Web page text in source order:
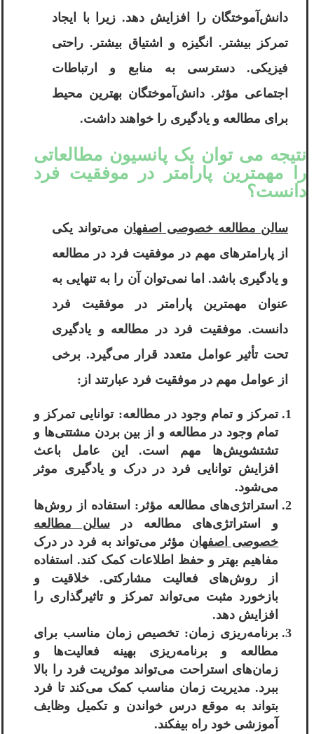
دانش‌آموختگان را افزایش دهد. زیرا با ایجاد
تمرکز بیشتر. انگیزه و اشتیاق بیشتر. راحتی
فیزیکی. دسترسی به منابع و ارتباطات
اجتماعی مؤثر. دانش‌آموختگان بهترین محیط
برای مطالعه و یادگیری را خواهند داشت.
نتیجه می توان یک پانسیون مطالعاتی
را مهمترین پارامتر در موفقیت فرد
دانست؟
سالن مطالعه خصوصی اصفهان می‌تواند یکی
از پارامترهای مهم در موفقیت فرد در مطالعه
و یادگیری باشد. اما نمی‌توان آن را به تنهایی به
عنوان مهمترین پارامتر در موفقیت فرد
دانست. موفقیت فرد در مطالعه و یادگیری
تحت تأثیر عوامل متعدد قرار می‌گیرد. برخی
از عوامل مهم در موفقیت فرد عبارتند از:
تمرکز و تمام وجود در مطالعه: توانایی تمرکز و
تمام وجود در مطالعه و از بین بردن مشتتی‌ها و
تشتشویش‌ها مهم است. این عامل باعث
افزایش توانایی فرد در درک و یادگیری موثر
می‌شود.
استراتژی‌های مطالعه مؤثر: استفاده از روش‌ها
و استراتژی‌های مطالعه درسالن مطالعه
خصوصی اصفهان مؤثر می‌تواند به فرد در درک
مفاهیم بهتر و حفظ اطلاعات کمک کند. استفاده
از روش‌های فعالیت مشارکتی. خلاقیت و
بازخورد مثبت می‌تواند تمرکز و تاثیرگذاری را
افزایش دهد.
برنامه‌ریزی زمان: تخصیص زمان مناسب برای
مطالعه و برنامه‌ریزی بهینه فعالیت‌ها و
زمان‌های استراحت می‌تواند موثریت فرد را بالا
ببرد. مدیریت زمان مناسب کمک می‌کند تا فرد
بتواند به موقع درس خواندن و تکمیل وظایف
آموزشی خود راه بیفکند.